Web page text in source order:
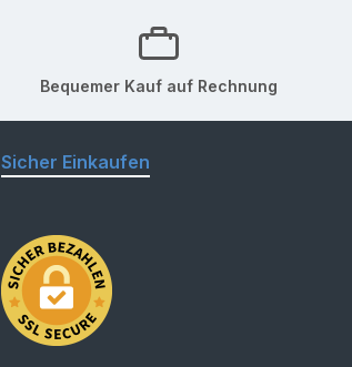
Bequemer Kauf auf Rechnung
Sicher Einkaufen